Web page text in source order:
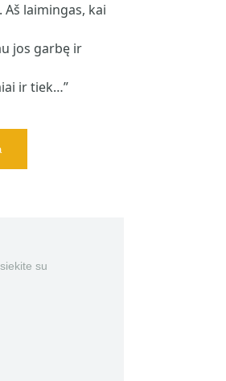
laimingas, kai
jos garbę ir
ir tiek…”
su